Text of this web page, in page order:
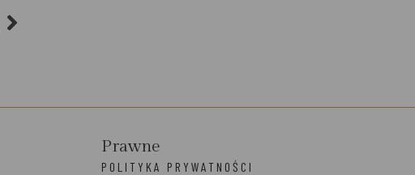
Prawne
POLITYKA PRYWATNOŚCI